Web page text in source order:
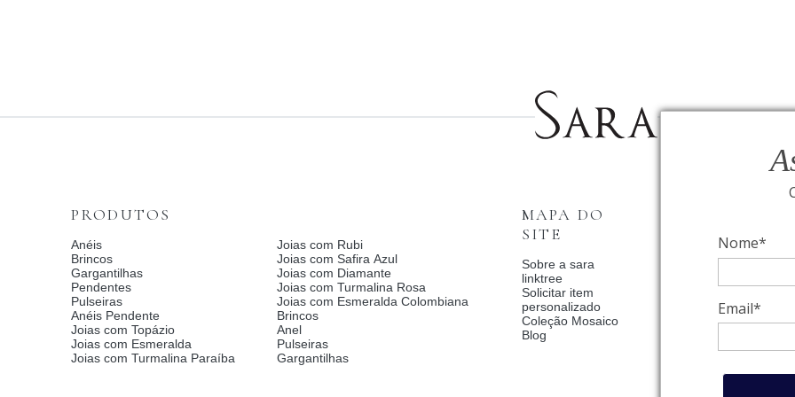
Nome*
Email*
Fale Conosco
Relógios BVLGARI
Condições de
Catalogo Dia Dos
Meus pedidos
MAPA DO
SITE
Sobre a sara
linktree
Solicitar item
personalizado
Blog
Coleção Mosaico
PRODUTOS
Anéis
Brincos
Gargantilhas
Pendentes
Pulseiras
Anéis Pendente
Joias com Topázio
Joias com Esmeralda
Joias com Turmalina Paraíba
Joias com Rubi
Joias com Safira Azul
Joias com Diamante
Joias com Turmalina Rosa
Joias com Esmeralda Colombiana
Brincos
Anel
Pulseiras
Gargantilhas